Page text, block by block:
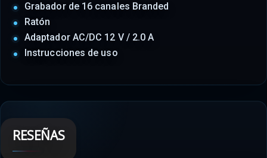
Grabador de 16 canales Branded
Ratón
Adaptador AC/DC 12 V / 2.0 A
Instrucciones de uso
RESEÑAS